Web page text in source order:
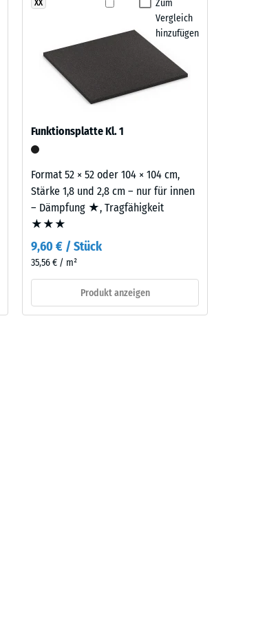
Zum
Vergleich
hinzufügen
XX
Funktionsplatte Kl. 1
Format 52 × 52 oder 104 × 104 cm,
Stärke 1,8 und 2,8 cm – nur für innen
– Dämpfung ★, Tragfähigkeit
★★★
9,60 € / Stück
35,56 € / m²
Produkt anzeigen